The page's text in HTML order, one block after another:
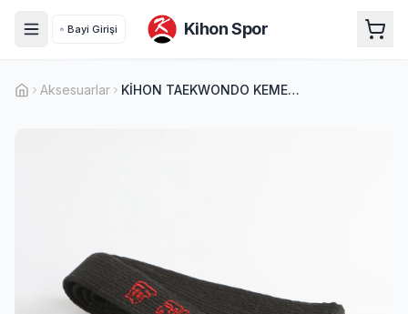
Bayi Girişi Kihon Spor
Aksesuarlar KİHON TAEKWONDO KEMER SİYAH